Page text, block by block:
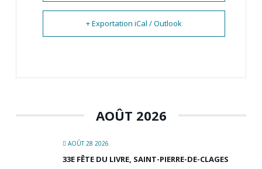
+ Exportation iCal / Outlook
AOÛT 2026
AOÛT 28 2026
33E FÊTE DU LIVRE, SAINT-PIERRE-DE-CLAGES